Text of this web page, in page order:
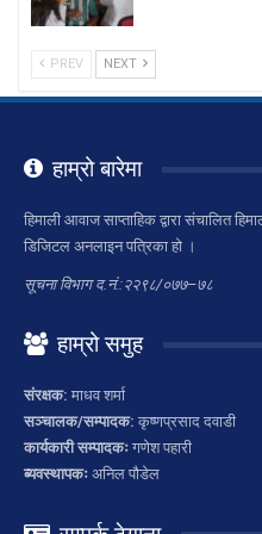
PREV NEXT
हाम्रो बारेमा
हिमाली आवाज साप्ताहिक द्वारा संचालित
डिजिटल अनलाइन पत्रिका हो ।
सूचना विभाग द.नं.:२२९८/०७७–७८
हाम्रो समुह
संरक्षक: माधव शर्मा
सञ्चालक/सम्पादक: कृष्णप्रसाद दवाडी
कार्यकारी सम्पादकः गणेश पहारी
ब्यवस्थापकः अनिल पौडेल